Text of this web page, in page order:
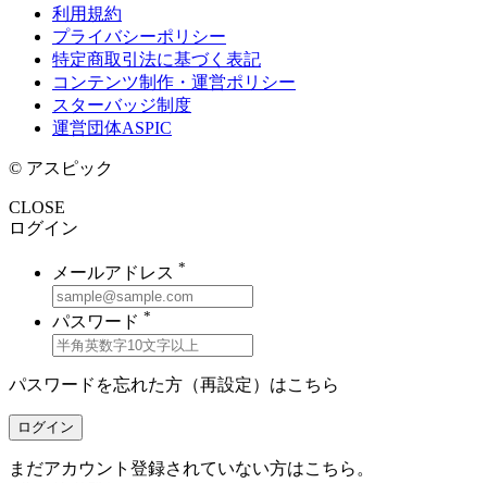
利用規約
プライバシーポリシー
特定商取引法に基づく表記
コンテンツ制作・運営ポリシー
スターバッジ制度
運営団体ASPIC
© アスピック
CLOSE
ログイン
メールアドレス *
パスワード *
パスワードを忘れた方（再設定）はこちら
ログイン
まだアカウント登録されていない方はこちら。